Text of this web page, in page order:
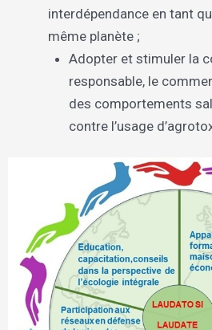
interdépendance en tant
même planète ;
Adopter et stimuler la
responsable, le
des comportements
contre l’usage